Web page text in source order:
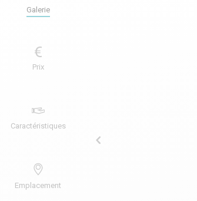
Galerie
Prix
Caractéristiques
Emplacement